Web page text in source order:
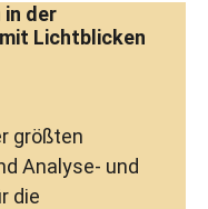
der
Lichtblicken
größten
Analyse- und
die